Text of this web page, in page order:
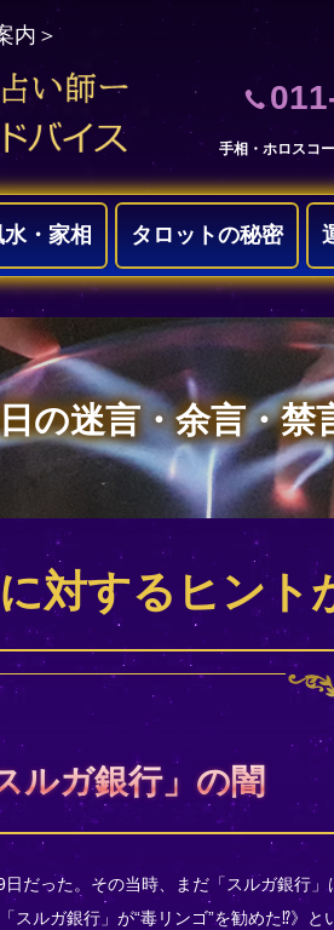
内＞
手相・ホロスコ
水・家相 タロットの秘密
の迷言・余言・禁
対するヒント
ルガ銀行」の闇
だった。その当時、まだ「スルガ銀行」
スルガ銀行」が“毒リンゴ”を勧めた⁉》と